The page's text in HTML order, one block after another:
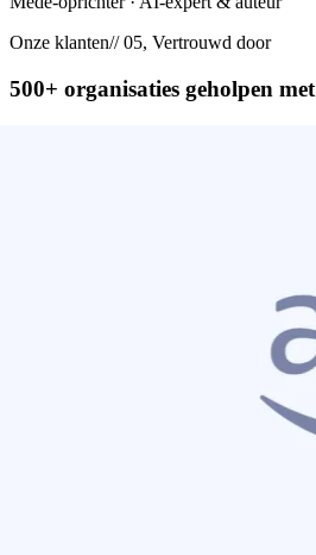
Onze klanten// 05, Vertrouwd door
500+ organisaties geholpen met